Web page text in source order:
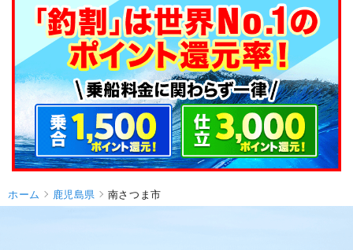
ホーム 鹿児島県 南さつま市